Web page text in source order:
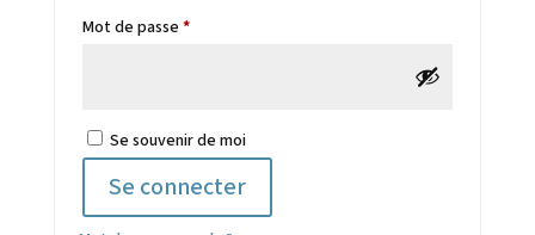
Mot de passe *Obligatoire
Se souvenir de moi
Se connecter